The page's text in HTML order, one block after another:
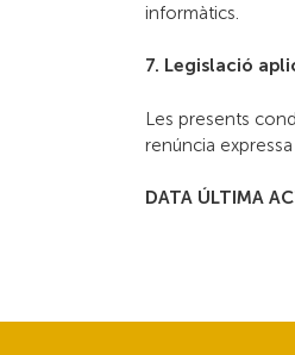
informàtics.
7. Legislació
Les presents
renúncia
DATA ÚLTIMA